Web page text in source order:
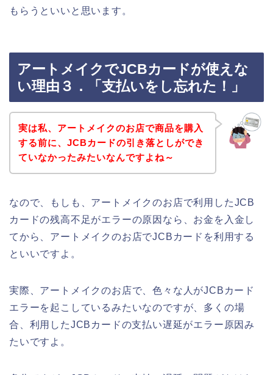
もらうといいと思います。
アートメイクでJCBカードが使えな
い理由３．「支払いをし忘れた！」
実は私、アートメイクのお店で商品を購入
する前に、JCBカードの引き落としができ
ていなかったみたいなんですよね～
なので、もしも、アートメイクのお店で利用したJCB
カードの残高不足がエラーの原因なら、お金を入金し
てから、アートメイクのお店でJCBカードを利用する
といいですよ。
実際、アートメイクのお店で、色々な人がJCBカード
エラーを起こしているみたいなのですが、多くの場
合、利用したJCBカードの支払い遅延がエラー原因み
たいですよ。